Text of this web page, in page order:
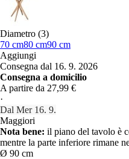
Diametro (3)
70 cm80 cm90 cm
Aggiungi
Consegna dal 16. 9. 2026
Consegna a domicilio
A partire da 27,99 €
·
Dal Mer 16. 9.
Maggiori
Nota bene: il piano del tavolo è
mentre la parte inferiore rimane
Ø 90 cm